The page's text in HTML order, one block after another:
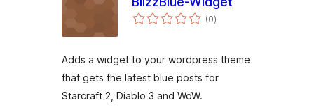
(0કુલ
રેટિંગ્સ
)
Adds a widget to your wordpress theme
that gets the latest blue posts for
Starcraft 2, Diablo 3 and WoW.